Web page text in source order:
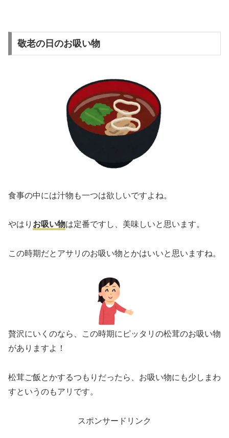
敬老の日のお吸い物
食事の中には汁物も一つは欲しいですよね。
やはり お吸い物は定番ですし、美味しいと思います。
この時期だとアサリのお吸い物とかはいいと思いますね。
贅沢にいくのなら、この時期にピッタリの松茸のお吸い物
がありますよ！
松茸ご飯とかするつもりだったら、お吸い物にも少しまわ
すというのもアリです。
スポンサードリンク